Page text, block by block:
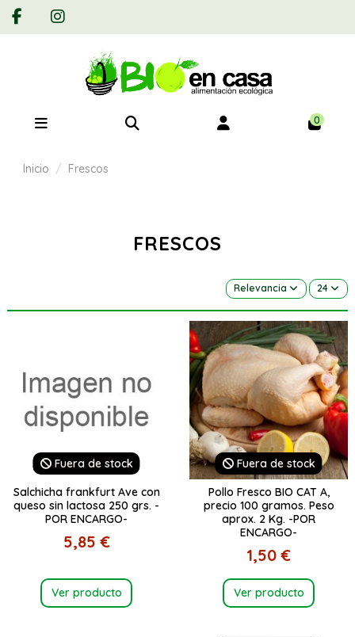
0
Inicio Frescos
FRESCOS
Relevancia 24
Fuera de stock
Salchicha frankfurt Ave con
queso sin lactosa 250 grs. -
POR ENCARGO-
5,85 €
Ver producto
Fuera de stock
Pollo Fresco BIO CAT A,
precio 100 gramos. Peso
aprox. 2 Kg. -POR
ENCARGO-
1,50 €
Ver producto